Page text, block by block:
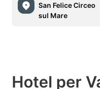
San Felice Circeo
sul Mare
Hotel per